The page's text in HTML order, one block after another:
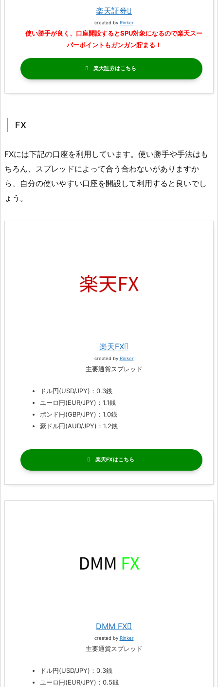
楽天証券
created by Rinker
使い勝手が良く、口座開設するとSPU対象になるので楽天スー
パーポイントもガンガン貯まる！
楽天証券
FX
FXには下記の口座を利用しています。使い勝手や手法はも
ちろん、スプレッドによって合う合わないがありますか
ら、自分の使いやすい口座を開設して利用すると良いでし
ょう。
楽天FX
created by Rinker
主要通貨スプレッド
ドル円(USD/JPY)：0.3銭
ユーロ円(EUR/JPY)：1.1銭
ポンド円(GBP/JPY)：1.0銭
豪ドル円(AUD/JPY)：1.2銭
楽天FX
DMM FX
created by Rinker
主要通貨スプレッド
ドル円(USD/JPY)：0.3銭
ユーロ円(EUR/JPY)：0.5銭